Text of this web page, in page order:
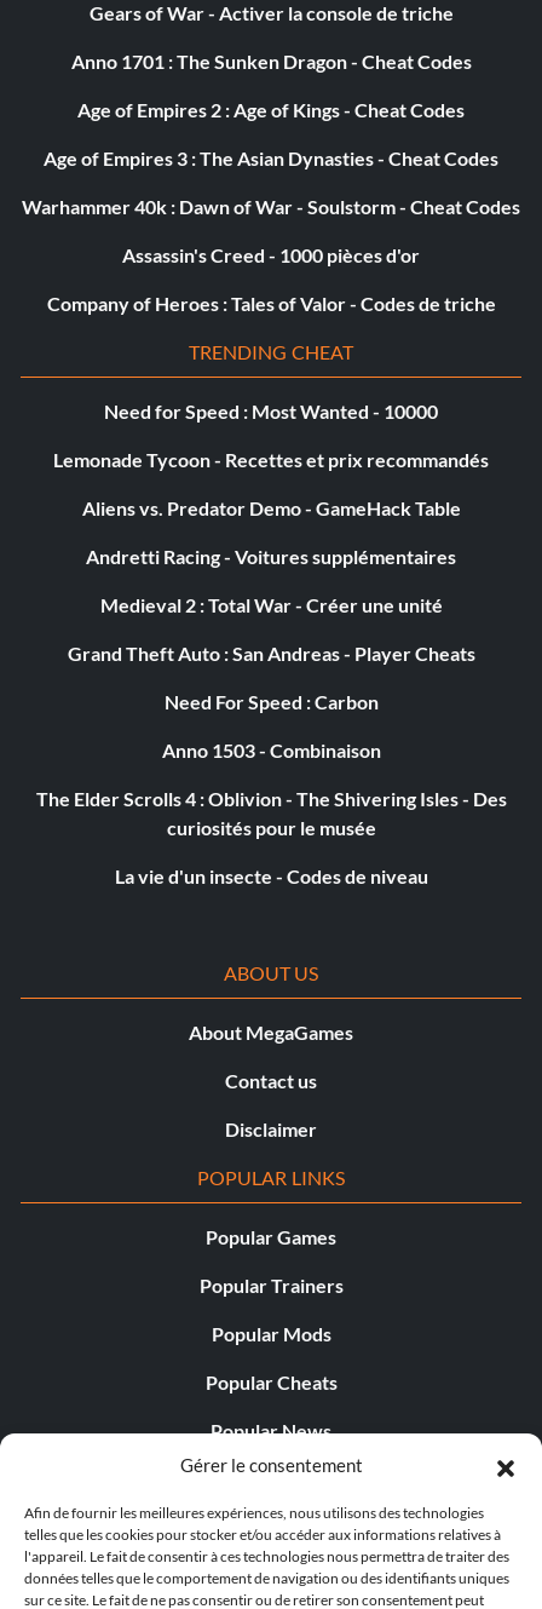
Gérer le consentement
Afin de fournir les meilleures expériences, nous utilisons des technologies
telles que les cookies pour stocker et/ou accéder aux informations relatives à
l'appareil. Le fait de consentir à ces technologies nous permettra de traiter des
données telles que le comportement de navigation ou des identifiants uniques
sur ce site. Le fait de ne pas consentir ou de retirer son consentement peut
Gears of War - Activer la console de triche
Anno 1701 : The Sunken Dragon - Cheat Codes
Age of Empires 2 : Age of Kings - Cheat Codes
Age of Empires 3 : The Asian Dynasties - Cheat Codes
Warhammer 40k : Dawn of War - Soulstorm - Cheat Codes
Assassin's Creed - 1000 pièces d'or
Company of Heroes : Tales of Valor - Codes de triche
TRENDING CHEAT
Need for Speed : Most Wanted - 10000
Lemonade Tycoon - Recettes et prix recommandés
Aliens vs. Predator Demo - GameHack Table
Andretti Racing - Voitures supplémentaires
Medieval 2 : Total War - Créer une unité
Grand Theft Auto : San Andreas - Player Cheats
Need For Speed : Carbon
Anno 1503 - Combinaison
The Elder Scrolls 4 : Oblivion - The Shivering Isles - Des
curiosités pour le musée
La vie d'un insecte - Codes de niveau
ABOUT US
About MegaGames
Contact us
Disclaimer
POPULAR LINKS
Popular Games
Popular Trainers
Popular Mods
Popular Cheats
Popular News
Popular Editorials
Popular Free Games
LATEST UPDATES